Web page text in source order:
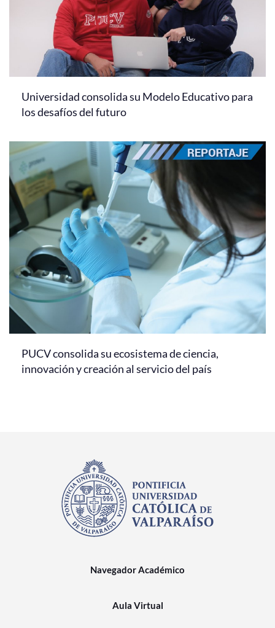
Universidad consolida su Modelo Educativo para
los desafíos del futuro
PUCV consolida su ecosistema de ciencia,
innovación y creación al servicio del país
Navegador Académico
Aula Virtual